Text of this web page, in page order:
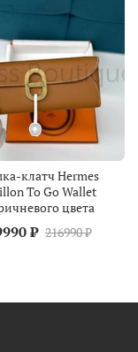
клатч Hermes
To Go Wallet
цвета
₽ 216990 ₽